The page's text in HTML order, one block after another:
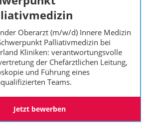
Oberarzt (m/w/d) Innere Medizin
Palliativmedizin bei
Kliniken: verantwortungsvolle
der Chefärztlichen Leitung,
und Führung eines
Teams.
Jetzt bewerben